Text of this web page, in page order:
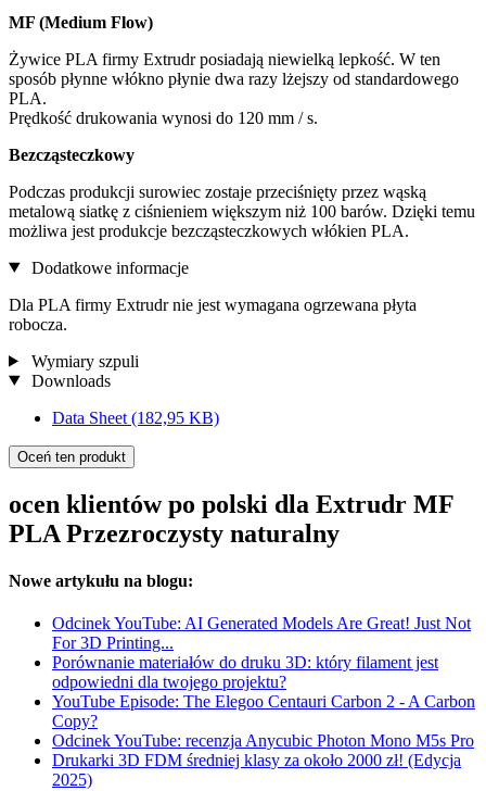
MF (Medium Flow)
Żywice PLA firmy Extrudr posiadają niewielką lepkość. W ten
sposób płynne włókno płynie dwa razy lżejszy od standardowego
PLA.
Prędkość drukowania wynosi do 120 mm / s.
Bezcząsteczkowy
Podczas produkcji surowiec zostaje przeciśnięty przez wąską
metalową siatkę z ciśnieniem większym niż 100 barów. Dzięki temu
możliwa jest produkcje bezcząsteczkowych włókien PLA.
Dodatkowe informacje
Dla PLA firmy Extrudr nie jest wymagana ogrzewana płyta
robocza.
Wymiary szpuli
Downloads
Data Sheet (182,95 KB)
Oceń ten produkt
ocen klientów po polski dla Extrudr MF
PLA Przezroczysty naturalny
Nowe artykułu na blogu:
Odcinek YouTube: AI Generated Models Are Great! Just Not
For 3D Printing...
Porównanie materiałów do druku 3D: który filament jest
odpowiedni dla twojego projektu?
YouTube Episode: The Elegoo Centauri Carbon 2 - A Carbon
Copy?
Odcinek YouTube: recenzja Anycubic Photon Mono M5s Pro
Drukarki 3D FDM średniej klasy za około 2000 zł! (Edycja
2025)